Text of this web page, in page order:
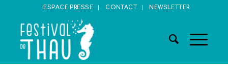
ESPACE PRESSE CONTACT NEWSLETTER